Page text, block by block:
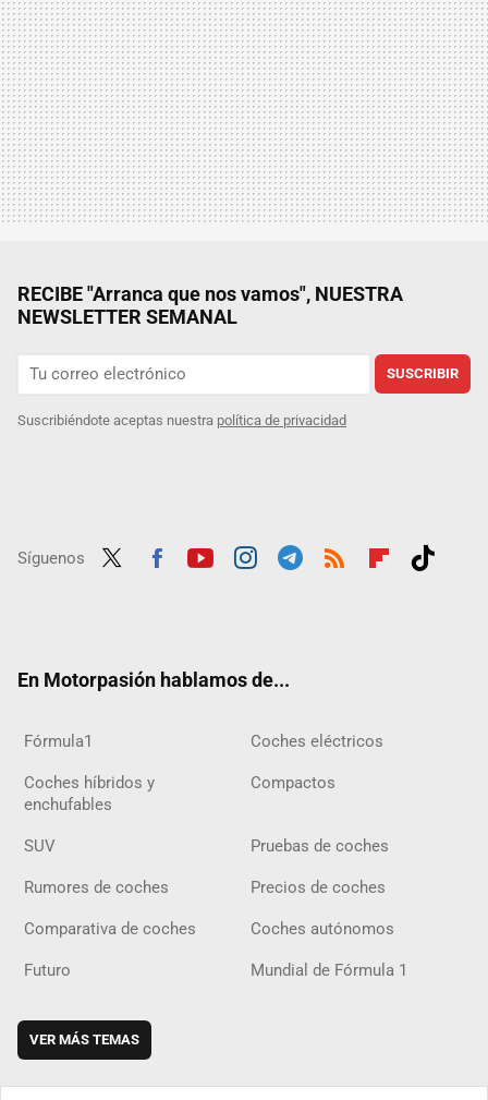
RECIBE "Arranca que nos vamos", NUESTRA
NEWSLETTER SEMANAL
SUSCRIBIR
Suscribiéndote aceptas nuestra política de privacidad
Síguenos
En Motorpasión hablamos de...
Fórmula1 Coches eléctricos
Coches híbridos y
enchufables
Compactos
SUV Pruebas de coches
Rumores de coches Precios de coches
Comparativa de coches Coches autónomos
Futuro Mundial de Fórmula 1
VER MÁS TEMAS